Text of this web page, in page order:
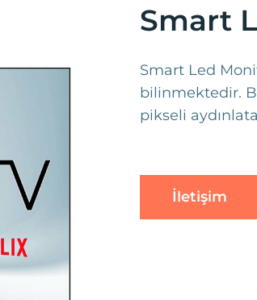
Smart
Smart Led
bilinmektedir.
pikseli
İletişim